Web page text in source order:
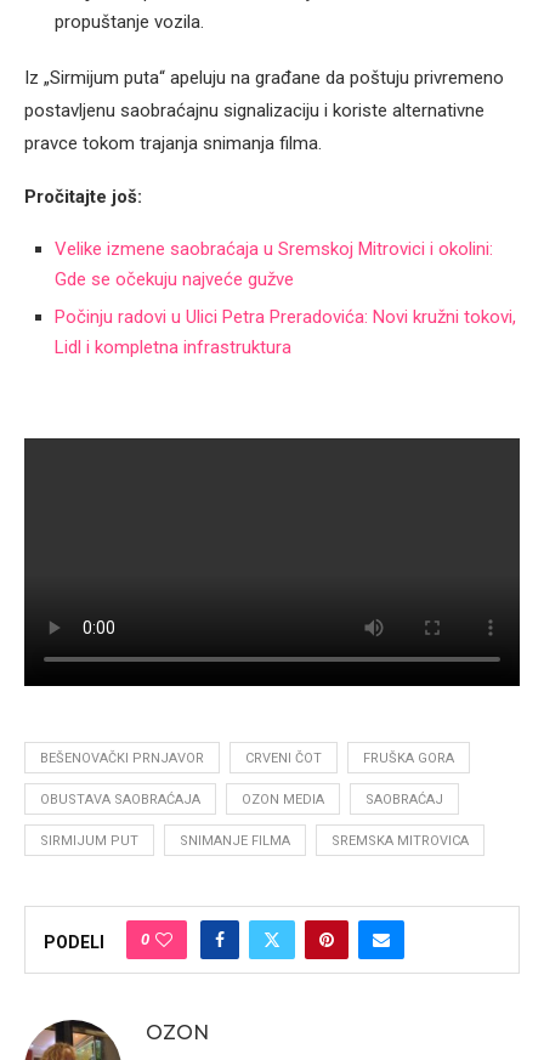
propuštanje vozila.
Iz „Sirmijum puta“ apeluju na građane da poštuju privremeno
postavljenu saobraćajnu signalizaciju i koriste alternativne
pravce tokom trajanja snimanja filma.
Pročitajte još:
Velike izmene saobraćaja u Sremskoj Mitrovici i okolini:
Gde se očekuju najveće gužve
Počinju radovi u Ulici Petra Preradovića: Novi kružni tokovi,
Lidl i kompletna infrastruktura
BEŠENOVAČKI PRNJAVOR CRVENI ČOT FRUŠKA GORA
OBUSTAVA SAOBRAĆAJA OZON MEDIA SAOBRAĆAJ
SIRMIJUM PUT SNIMANJE FILMA SREMSKA MITROVICA
PODELI 0
OZON